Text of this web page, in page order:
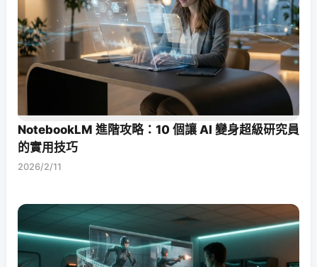
NotebookLM 進階攻略：10 個讓 AI 變身超級研究員
的實用技巧
2026/2/11